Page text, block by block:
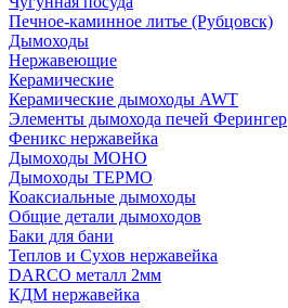
Печное-каминное литье (Рубцовск)
Дымоходы
Нержавеющие
Керамические
Керамические дымоходы AWT
Элементы дымохода печей Ферингер
Феникс нержавейка
Дымоходы МОНО
Дымоходы ТЕРМО
Коаксиальные дымоходы
Общие детали дымоходов
Баки для бани
Теплов и Сухов нержавейка
DARCO металл 2мм
КДМ нержавейка